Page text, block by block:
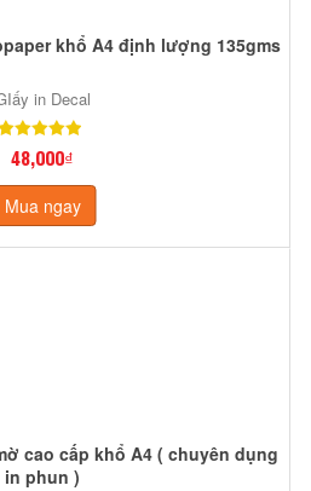
khổ A4 định lượng 135gms
in Decal
48,000₫
Mua ngay
cao cấp khổ A4 ( chuyên dụng
in phun )